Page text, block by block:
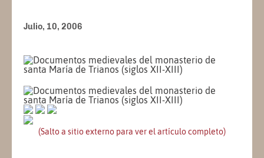
Julio, 10, 2006
(Salto a sitio externo para ver el artículo completo)